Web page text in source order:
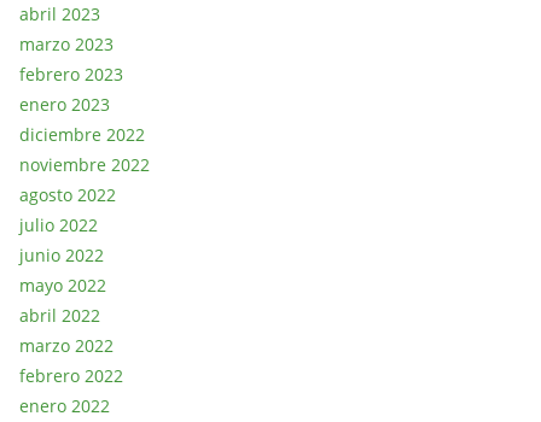
abril 2023
marzo 2023
febrero 2023
enero 2023
diciembre 2022
noviembre 2022
agosto 2022
julio 2022
junio 2022
mayo 2022
abril 2022
marzo 2022
febrero 2022
enero 2022